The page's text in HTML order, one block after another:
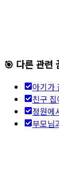
🎯 다른 관련
아기가
친구
정원에
부모님